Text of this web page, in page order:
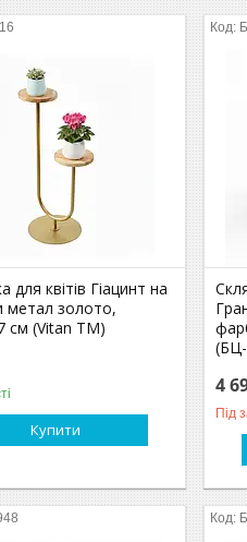
для квітів Гіацинт на
метал золото,
см (Vitan ТМ)
Купити
4
Під